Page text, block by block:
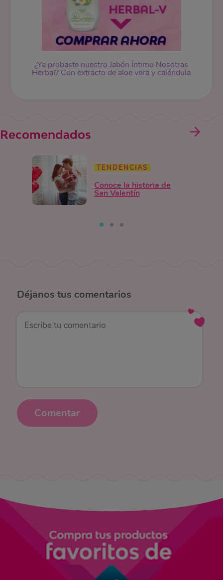
¿Ya probaste nuestroJabón Íntimo Nosotras
Herbal? Con extracto de aloe vera y caléndula
Recomendados
TENDENCIAS
Conoce la historia de
San Valentín
Déjanos tus comentarios
Comentar